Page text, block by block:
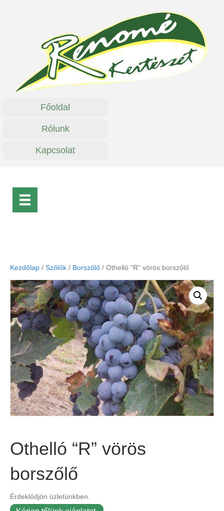
Főoldal
Rólunk
Kapcsolat
Kezdőlap / Szőlők / Borszőlő / Othelló “R” vörös borszőlő
Othelló “R” vörös
borszőlő
Érdeklődjön üzletünkben.